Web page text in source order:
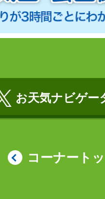
お天気ナビゲー
コーナート